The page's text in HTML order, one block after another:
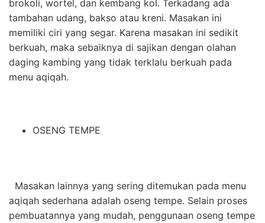
brokoli, wortel, dan kembang kol. Terkadang ada
tambahan udang, bakso atau kreni. Masakan ini
memiliki ciri yang segar. Karena masakan ini sedikit
berkuah, maka sebaiknya di sajikan dengan olahan
daging kambing yang tidak terklalu berkuah pada
menu aqiqah.
OSENG TEMPE
Masakan lainnya yang sering ditemukan pada menu
aqiqah sederhana adalah oseng tempe. Selain proses
pembuatannya yang mudah, penggunaan oseng tempe